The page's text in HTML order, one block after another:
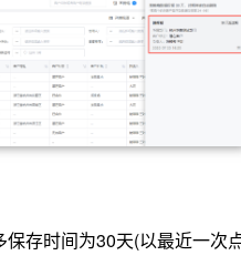
存时间为30天(以最近一次